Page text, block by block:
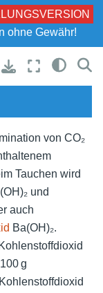
ohne Gewähr!
von CO₂
Tauchen wird
und
auch
Ba(OH)₂.
g